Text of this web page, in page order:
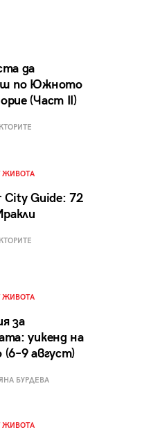
да
по Южното
(Част II)
ЖИВОТА
City Guide: 72
ЖИВОТА
за
уикенд на
август)
БУРДЕВА
ЖИВОТА